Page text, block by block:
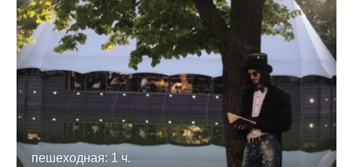
пешеходная: 1 ч.